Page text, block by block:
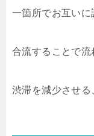
一箇所でお互いに
合流することで流
渋滞を減少させる